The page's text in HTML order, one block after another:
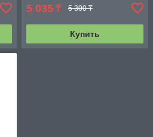
5 035 ₸ 5 300 ₸
Купить